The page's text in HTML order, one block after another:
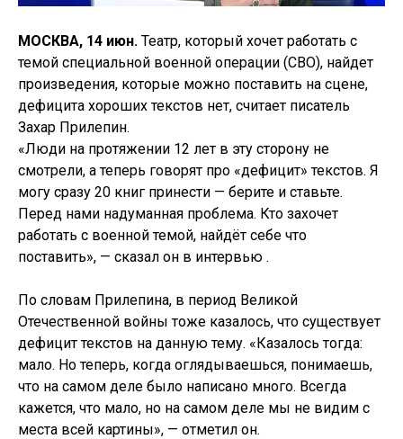
МОСКВА, 14 июн. Театр, который хочет работать с
темой специальной военной операции (СВО), найдет
произведения, которые можно поставить на сцене,
дефицита хороших текстов нет, считает писатель
Захар Прилепин.
«Люди на протяжении 12 лет в эту сторону не
смотрели, а теперь говорят про «дефицит» текстов. Я
могу сразу 20 книг принести — берите и ставьте.
Перед нами надуманная проблема. Кто захочет
работать с военной темой, найдёт себе что
поставить», — сказал он в интервью .
По словам Прилепина, в период Великой
Отечественной войны тоже казалось, что существует
дефицит текстов на данную тему. «Казалось тогда:
мало. Но теперь, когда оглядываешься, понимаешь,
что на самом деле было написано много. Всегда
кажется, что мало, но на самом деле мы не видим с
места всей картины», — отметил он.